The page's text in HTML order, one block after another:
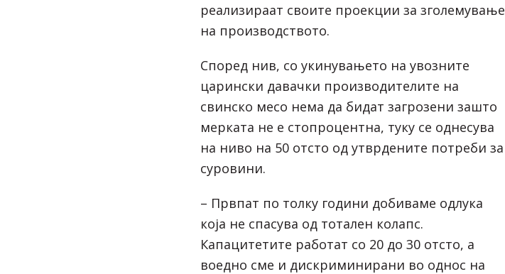
реализираат своите проекции за зголемување
на производството.
Според нив, со укинувањето на увозните
царински давачки производителите на
свинско месо нема да бидат загрозени зашто
мерката не е стопроцентна, туку се однесува
на ниво на 50 отсто од утврдените потреби за
суровини.
– Првпат по толку години добиваме одлука
која не спасува од тотален колапс.
Капацитетите работат со 20 до 30 отсто, а
воедно сме и дискриминирани во однос на